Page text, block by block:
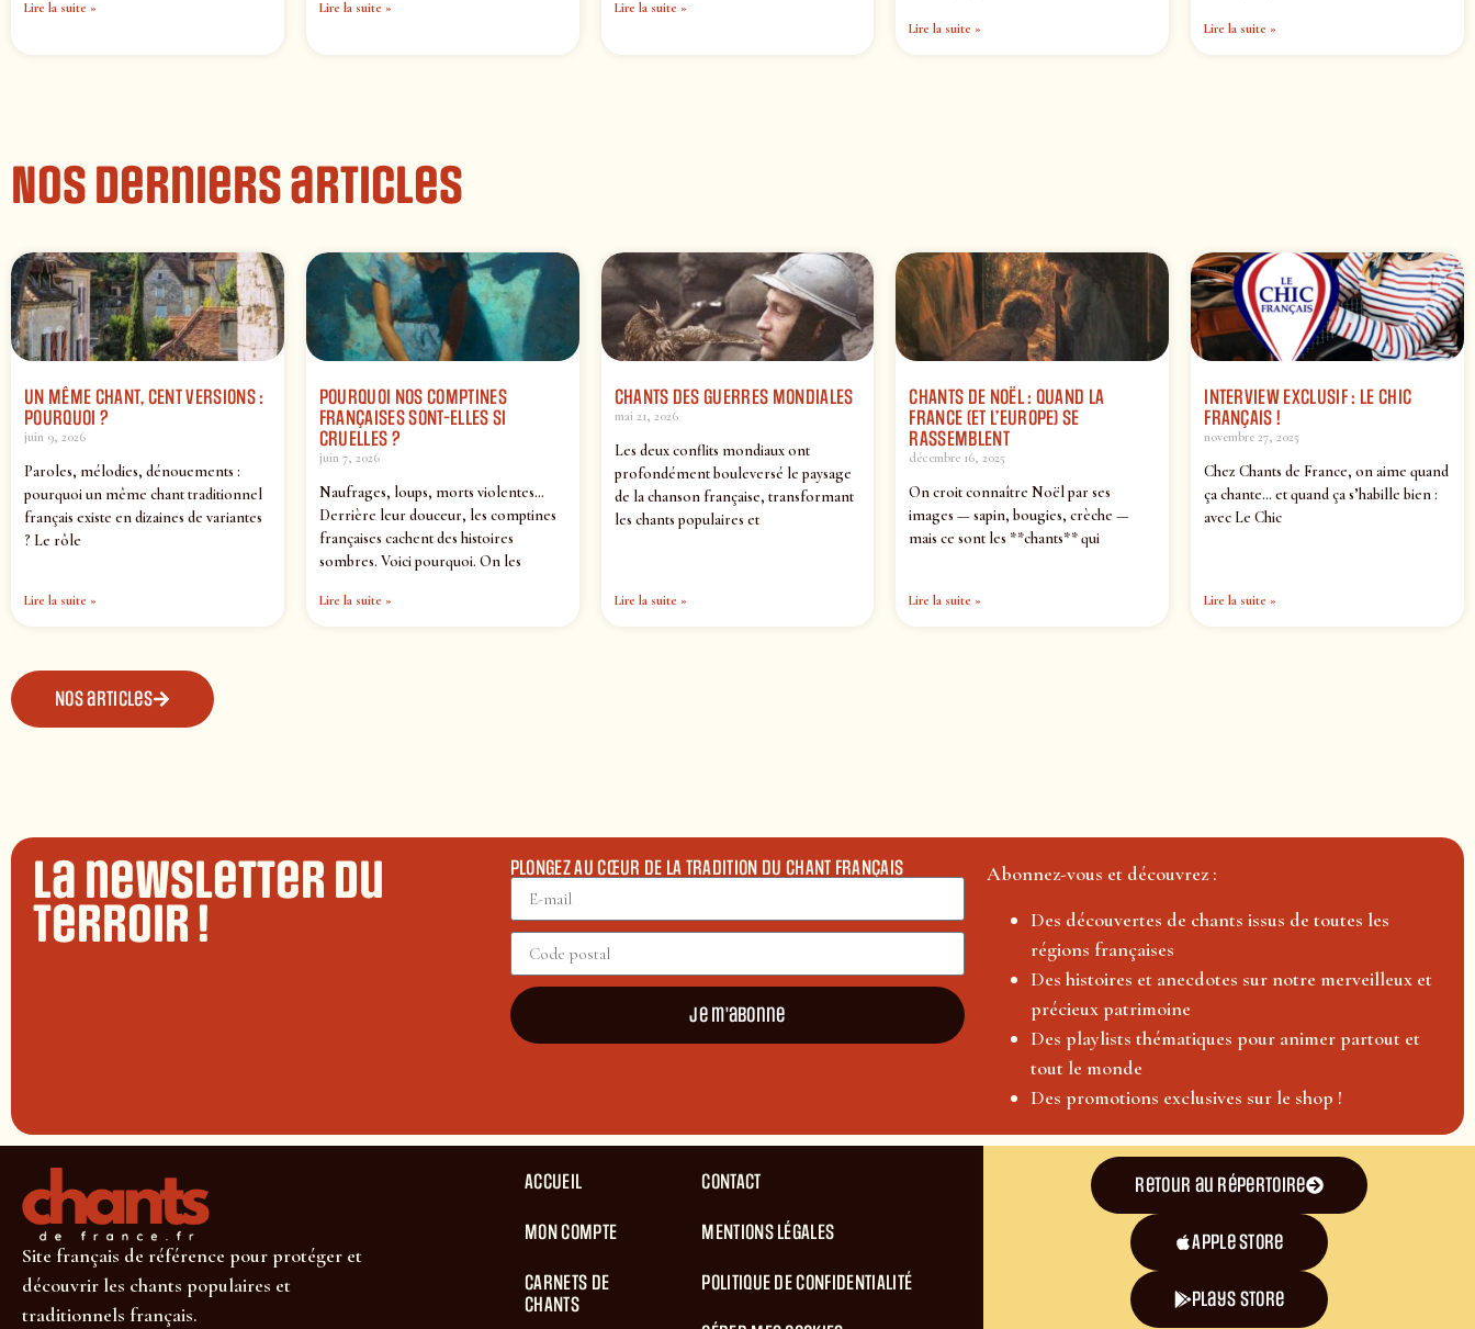
Lire la suite » Lire la suite » Lire la suite »
Lire la suite » Lire la suite »
Nos derniers articles
UN MÊME CHANT, CENT VERSIONS :
POURQUOI ?
juin 9, 2026
Paroles, mélodies, dénouements :
pourquoi un même chant traditionnel
français existe en dizaines de variantes
? Le rôle
Lire la suite »
POURQUOI NOS COMPTINES
FRANÇAISES SONT-ELLES SI
CRUELLES ?
juin 7, 2026
Naufrages, loups, morts violentes…
Derrière leur douceur, les comptines
françaises cachent des histoires
sombres. Voici pourquoi. On les
Lire la suite »
CHANTS DES GUERRES MONDIALES
mai 21, 2026
Les deux conflits mondiaux ont
profondément bouleversé le paysage
de la chanson française, transformant
les chants populaires et
Lire la suite »
CHANTS DE NOËL : QUAND LA
FRANCE (ET L’EUROPE) SE
RASSEMBLENT
décembre 16, 2025
On croit connaître Noël par ses
images — sapin, bougies, crèche —
mais ce sont les **chants** qui
Lire la suite »
INTERVIEW EXCLUSIF : LE CHIC
FRANÇAIS !
novembre 27, 2025
Chez Chants de France, on aime quand
ça chante… et quand ça s’habille bien :
avec Le Chic
Lire la suite »
Nos articles
La newsletter du
terroir !
PLONGEZ AU CŒUR DE LA TRADITION DU CHANT FRANÇAIS
Je m'abonne
Abonnez-vous et découvrez :
Des découvertes de chants issus de toutes les
régions françaises
Des histoires et anecdotes sur notre merveilleux et
précieux patrimoine
Des playlists thématiques pour animer partout et
tout le monde
Des promotions exclusives sur le shop !
Site français de référence pour protéger et
découvrir les chants populaires et
traditionnels français.
ACCUEIL
MON COMPTE
CARNETS DE
CHANTS
CONTACT
MENTIONS LÉGALES
POLITIQUE DE CONFIDENTIALITÉ
Retour au répertoire
Apple Store
plays store